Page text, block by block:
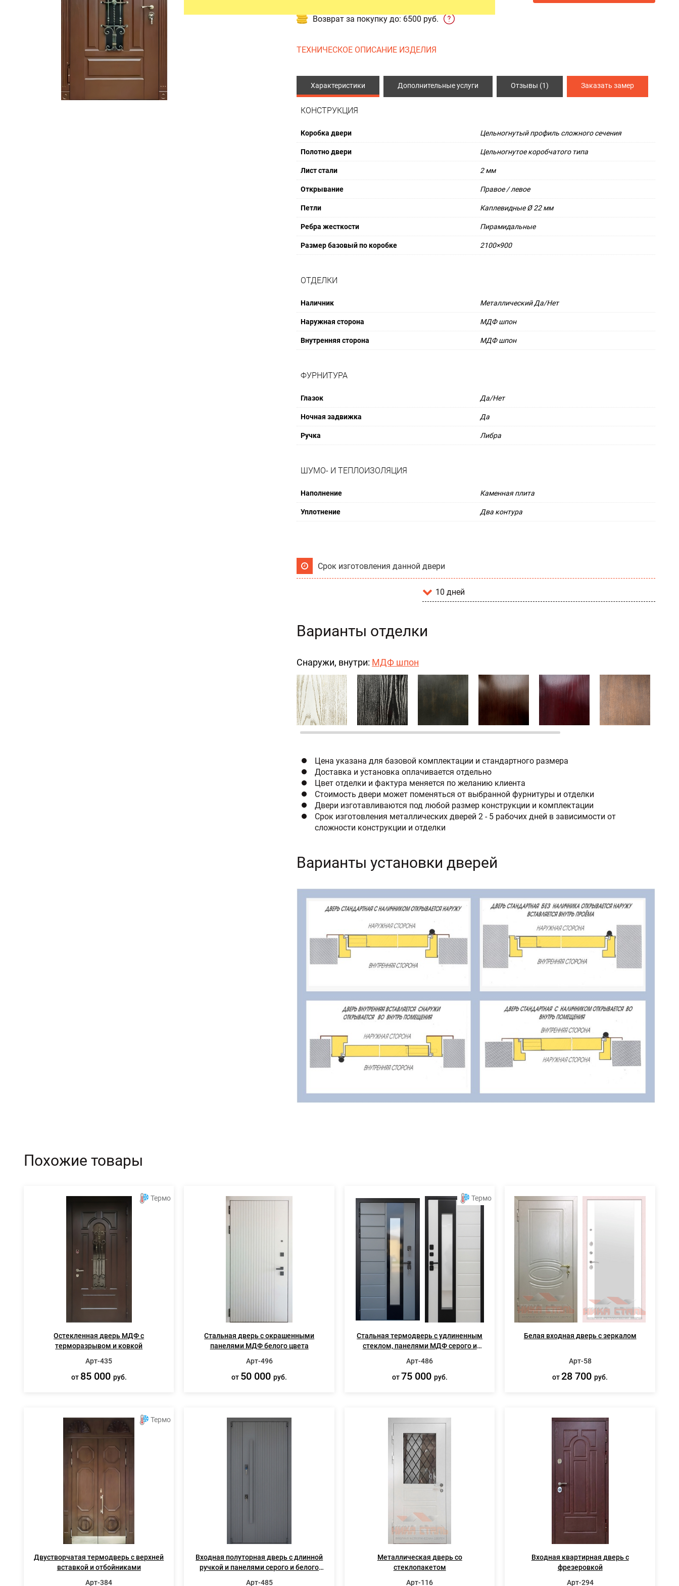
ТАМБУРНЫЕ ДВЕРИ ПРОТИВОПОЖАРНЫЕ ИЗДЕЛИЯ
Противопожарные ворота
Возврат за покупку до: 6500 руб.
ТЕХНИЧЕСКОЕ ОПИСАНИЕ ИЗДЕЛИЯ
Характеристики Дополнительные услуги Отзывы (1) Заказать замер
КОНСТРУКЦИЯ
Коробка двери Цельногнутый профиль сложного сечения
Полотно двери Цельногнутое коробчатого типа
Лист стали 2 мм
Открывание Правое / левое
Петли Каплевидные Ø 22 мм
Ребра жесткости Пирамидальные
Размер базовый по коробке 2100×900
ОТДЕЛКИ
Наличник Металлический Да/Нет
Наружная сторона МДФ шпон
Внутренняя сторона МДФ шпон
ФУРНИТУРА
Глазок Да/Нет
Ночная задвижка Да
Ручка Либра
ШУМО- И ТЕПЛОИЗОЛЯЦИЯ
Наполнение Каменная плита
Уплотнение Два контура
Срок изготовления данной двери
10 дней
Варианты отделки
Снаружи, внутри: МДФ шпон
Цена указана для базовой комплектации и стандартного размера
Доставка и установка оплачивается отдельно
Цвет отделки и фактура меняется по желанию клиента
Стоимость двери может поменяться от выбранной фурнитуры и отделки
Двери изготавливаются под любой размер конструкции и комплектации
Срок изготовления металлических дверей 2 - 5 рабочих дней в зависимости от
сложности конструкции и отделки
Варианты установки дверей
Похожие товары
Термо
Остекленная дверь МДФ с
терморазрывом и ковкой
Арт-435
от 85 000 руб.
Стальная дверь с окрашенными
панелями МДФ белого цвета
Арт-496
от 50 000руб.
Термо
Стальная термодверь с удлиненным
стеклом, панелями МДФ серого и
Арт-486
от75 000 руб.
Белая входная дверь с зеркалом
Арт-58
от 28 700руб.
Термо
Двустворчатая термодверь с верхней
вставкой и отбойниками
Арт-384
Входная полуторная дверь с длинной
ручкой и панелями серого и белого
Арт-485
Металлическая дверь со
стеклопакетом
Арт-116
Входная квартирная дверь с
фрезеровкой
Арт-294